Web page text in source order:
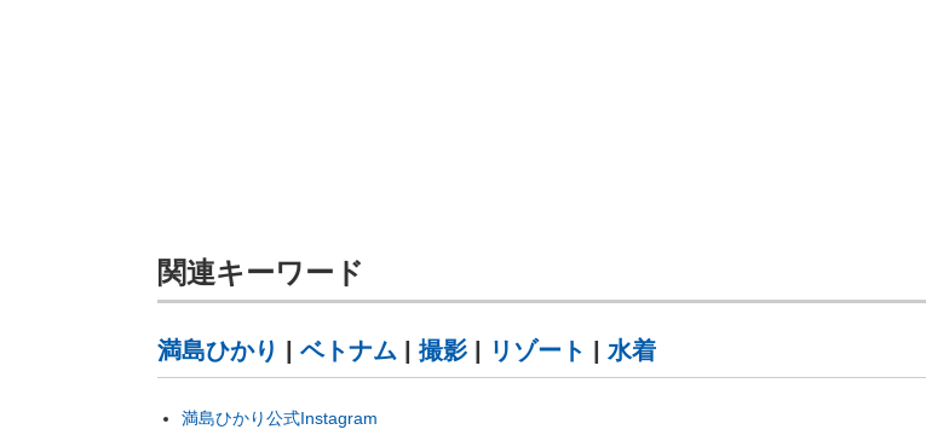
関連キーワード
満島ひかり ベトナム 撮影 リゾート 水着
満島ひかり公式Instagram